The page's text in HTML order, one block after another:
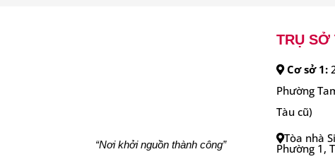
“Nơi khởi nguồn thành công”
TRỤ SỞ
Cơ sở 1:
Phường
Tàu cũ)
Tòa nhà
Phường 1,